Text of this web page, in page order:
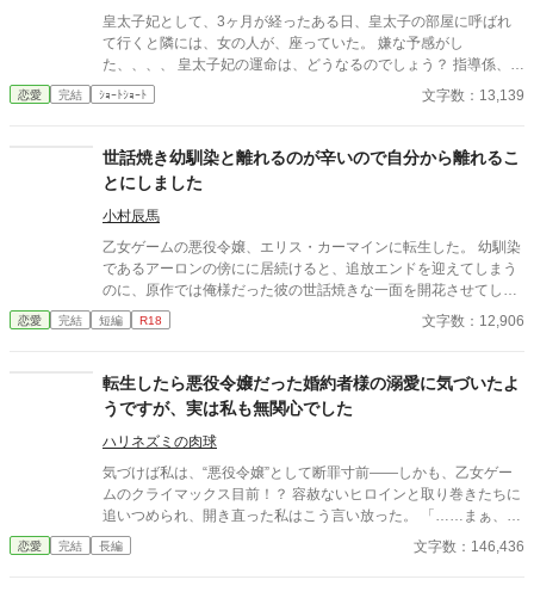
皇太子妃として、3ヶ月が経ったある日、皇太子の部屋に呼ばれ
て行くと隣には、女の人が、座っていた。 嫌な予感がし
た、、、、 皇太子妃の運命は、どうなるのでしょう？ 指導係、教
育係編Part1
恋愛 完結 ｼｮｰﾄｼｮｰﾄ 文字数：13,139
世話焼き幼馴染と離れるのが辛いので自分から離れるこ
とにしました
小村辰馬
乙女ゲームの悪役令嬢、エリス・カーマインに転生した。 幼馴染
であるアーロンの傍にに居続けると、追放エンドを迎えてしまう
のに、原作では俺様だった彼の世話焼きな一面を開花させてしま
い、居心地の良い彼のそばを離れるのが辛くなってしまう。 なら
ば彼の代わりに男友達を作ろうと画策するがーー
恋愛 完結 短編 R18 文字数：12,906
転生したら悪役令嬢だった婚約者様の溺愛に気づいたよ
うですが、実は私も無関心でした
ハリネズミの肉球
気づけば私は、“悪役令嬢”として断罪寸前――しかも、乙女ゲー
ムのクライマックス目前！？ 容赦ないヒロインと取り巻きたちに
追いつめられ、開き直った私はこう言い放った。 「……まぁ、別
に婚約者様にも未練ないし？」 ところが。 ずっと私に冷たかっ
た“婚約者様”こと第一王子アレクシスが、まさかの豹変。 無関心
恋愛 完結 長編 文字数：146,436